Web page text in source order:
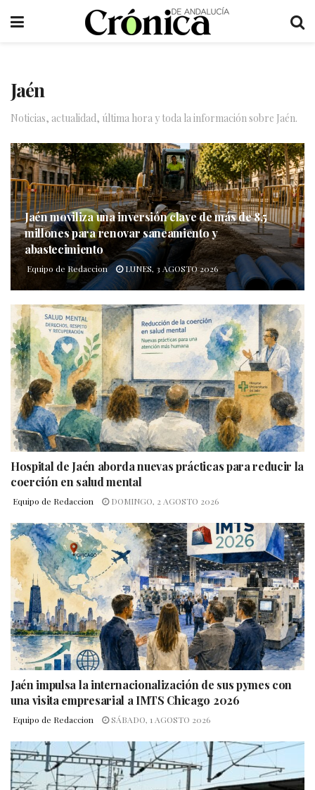
Jaén
Noticias, actualidad, última hora y toda la información sobre Jaén.
Jaén moviliza una inversión clave de más de 8,5
millones para renovar saneamiento y
abastecimiento
Equipo de Redaccion LUNES, 3 AGOSTO 2026
Hospital de Jaén aborda nuevas prácticas para reducir la
coerción en salud mental
Equipo de Redaccion DOMINGO, 2 AGOSTO 2026
Jaén impulsa la internacionalización de sus pymes con
una visita empresarial a IMTS Chicago 2026
Equipo de Redaccion SÁBADO, 1 AGOSTO 2026